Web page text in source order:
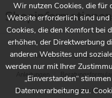
Shopinformationen
* Alle Preise inkl. gesetzl.
Anleitungen Beratungsformular
Händlersuche - Finden Sie Ihren
Wir nutzen Cookies, die für
Website erforderlich sind
Cookies, die den Komfort bei
erhöhen, der Direktwerbung
anderen Websites und
werden nur mit Ihrer
„Einverstanden“
Datenverarbeitung zu.